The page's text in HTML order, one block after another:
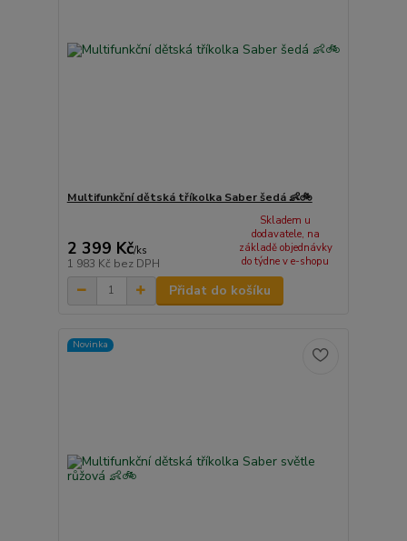
Multifunkční dětská tříkolka Saber šedá 👶🚲
2 399 Kč/ks
1 983 Kč bez DPH
Skladem u
dodavatele, na
základě objednávky
do týdne v e-shopu
Přidat do košíku
Novinka